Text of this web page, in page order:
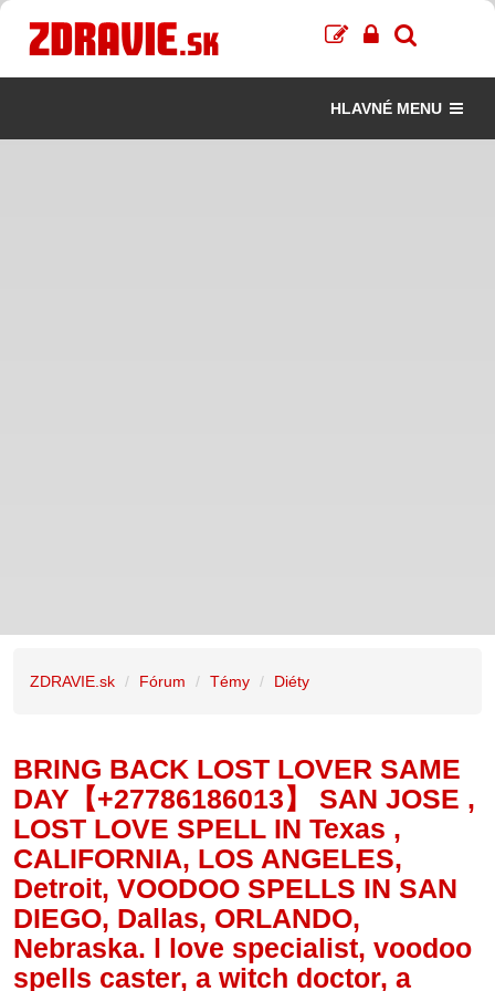
HLAVNÉ MENU
ZDRAVIE.sk Fórum Témy Diéty
BRING BACK LOST LOVER SAME
DAY【+27786186013】 SAN JOSE ,
LOST LOVE SPELL IN Texas ,
CALIFORNIA, LOS ANGELES,
Detroit, VOODOO SPELLS IN SAN
DIEGO, Dallas, ORLANDO,
Nebraska. l love specialist, voodoo
spells caster, a witch doctor, a